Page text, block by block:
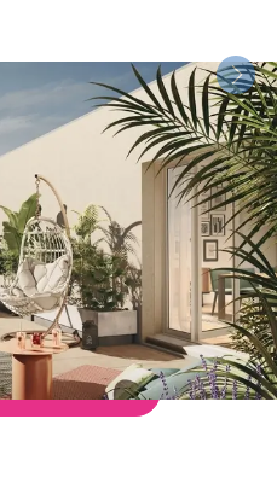
Next
CARTE
à Marseille 13ème
en cours
Solidaire